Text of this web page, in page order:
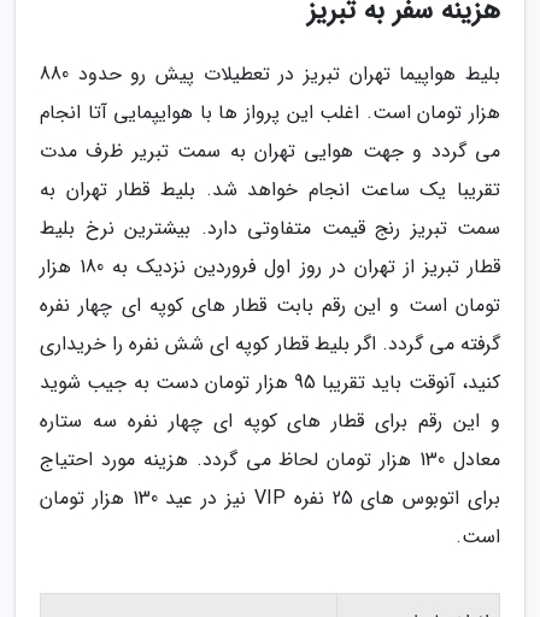
هزینه سفر به تبریز
بلیط هواپیما تهران تبریز در تعطیلات پیش رو حدود 880
هزار تومان است. اغلب این پرواز ها با هوایپمایی آتا انجام
می گردد و جهت هوایی تهران به سمت تبریر ظرف مدت
تقریبا یک ساعت انجام خواهد شد. بلیط قطار تهران به
سمت تبریز رنج قیمت متفاوتی دارد. بیشترین نرخ بلیط
قطار تبریز از تهران در روز اول فروردین نزدیک به 180 هزار
تومان است و این رقم بابت قطار های کوپه ای چهار نفره
گرفته می گردد. اگر بلیط قطار کوپه ای شش نفره را خریداری
کنید، آنوقت باید تقریبا 95 هزار تومان دست به جیب شوید
و این رقم برای قطار های کوپه ای چهار نفره سه ستاره
معادل 130 هزار تومان لحاظ می گردد. هزینه مورد احتیاج
برای اتوبوس های 25 نفره VIP نیز در عید 130 هزار تومان
است.